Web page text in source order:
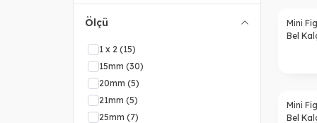
Koyu-Kırmızı
Koyu-Leylak
Koyu-Mavi
Koyu-Turkuaz
Koyu-Turuncu
Ölçü
1 x 2 (15)
15mm (30)
20mm (5)
21mm (5)
25mm (7)
Mini
Bel
Mini
Bel